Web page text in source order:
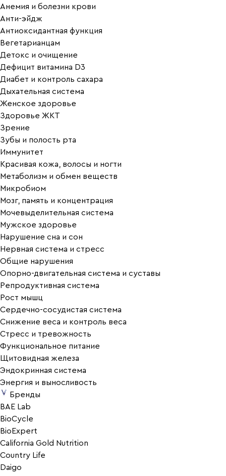
Анемия и болезни крови
Анти-эйдж
Антиоксидантная функция
Вегетарианцам
Детокс и очищение
Дефицит витамина D3
Диабет и контроль сахара
Дыхательная система
Женское здоровье
Здоровье ЖКТ
Зрение
Зубы и полость рта
Иммунитет
Красивая кожа, волосы и ногти
Метаболизм и обмен веществ
Микробиом
Мозг, память и концентрация
Мочевыделительная система
Мужское здоровье
Нарушение сна и сон
Нервная система и стресс
Общие нарушения
Опорно-двигательная система и суставы
Репродуктивная система
Рост мышц
Сердечно-сосудистая система
Снижение веса и контроль веса
Стресс и тревожность
Функциональное питание
Щитовидная железа
Эндокринная система
Энергия и выносливость
Бренды
BAE Lab
BioCycle
BioExpert
California Gold Nutrition
Country Life
Daigo